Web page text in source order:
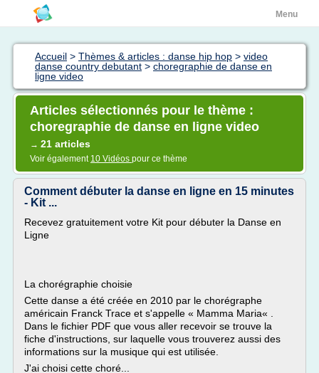
Menu
Accueil > Thèmes & articles : danse hip hop > video
danse country debutant > choregraphie de danse en
ligne video
Articles sélectionnés pour le thème :
choregraphie de danse en ligne video
→ 21 articles
Voir également 10 Vidéos pour ce thème
Comment débuter la danse en ligne en 15 minutes
- Kit ...
Recevez gratuitement votre Kit pour débuter la Danse en
Ligne
La chorégraphie choisie
Cette danse a été créée en 2010 par le chorégraphe
américain Franck Trace et s'appelle « Mamma Maria« .
Dans le fichier PDF que vous aller recevoir se trouve la
fiche d'instructions, sur laquelle vous trouverez aussi des
informations sur la musique qui est utilisée.
J'ai choisi cette choré...